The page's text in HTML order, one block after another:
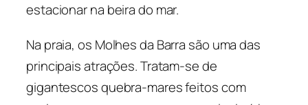
estacionar na beira do mar.
Na praia, os Molhes da Barra são uma das
principais atrações. Tratam-se de
gigantescos quebra-mares feitos com